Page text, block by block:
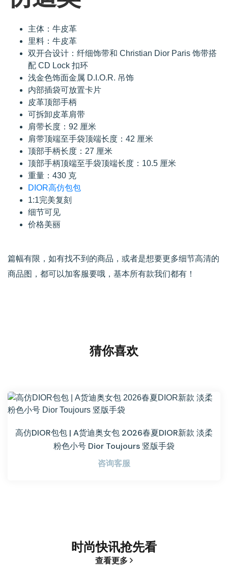
主体：牛皮革
里料：牛皮革
双开合设计：纤细饰带和 Christian Dior Paris 饰带搭
配 CD Lock 扣环
浅金色饰面金属 D.I.O.R. 吊饰
内部插袋可放置卡片
皮革顶部手柄
可拆卸皮革肩带
肩带长度：92 厘米
肩带顶端至手袋顶端长度：42 厘米
顶部手柄长度：27 厘米
顶部手柄顶端至手袋顶端长度：10.5 厘米
重量：430 克
DIOR高仿包包
1:1完美复刻
细节可见
价格美丽
篇幅有限，如有找不到的商品，或者是想要更多细节高清的
商品图，都可以加客服要哦，基本所有款我们都有！
猜你喜欢
高仿DIOR包包 | A货迪奥女包 2026春夏DIOR新款 淡柔
粉色小号 Dior Toujours 竖版手袋
咨询客服
时尚快讯抢先看
查看更多